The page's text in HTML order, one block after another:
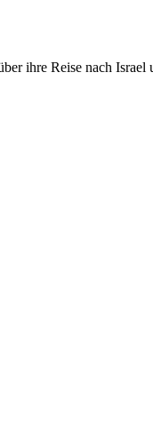
ihre Reise nach Israel